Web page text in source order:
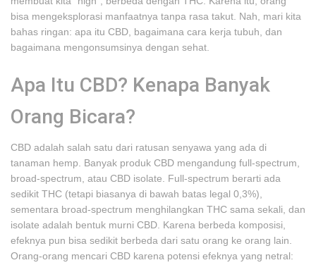
bisa mengeksplorasi manfaatnya tanpa rasa takut. Nah, mari kita
bahas ringan: apa itu CBD, bagaimana cara kerja tubuh, dan
bagaimana mengonsumsinya dengan sehat.
Apa Itu CBD? Kenapa Banyak
Orang Bicara?
CBD adalah salah satu dari ratusan senyawa yang ada di
tanaman hemp. Banyak produk CBD mengandung full-spectrum,
broad-spectrum, atau CBD isolate. Full-spectrum berarti ada
sedikit THC (tetapi biasanya di bawah batas legal 0,3%),
sementara broad-spectrum menghilangkan THC sama sekali, dan
isolate adalah bentuk murni CBD. Karena berbeda komposisi,
efeknya pun bisa sedikit berbeda dari satu orang ke orang lain.
Orang-orang mencari CBD karena potensi efeknya yang netral: